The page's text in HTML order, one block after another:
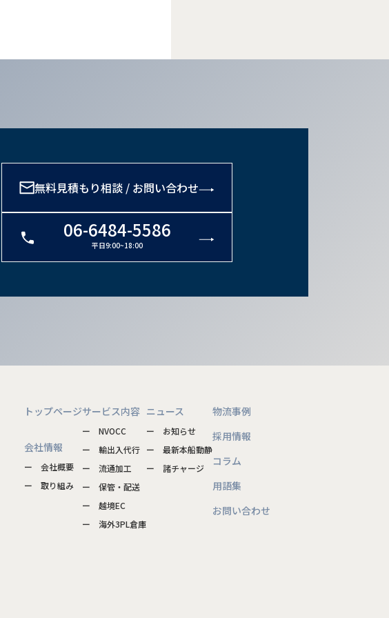
無料見積もり相談 / お問い合わせ
06-6484-5586
平日9:00~18:00
トップページ
会社情報
ー 会社概要
ー 取り組み
サービス内容
ー NVOCC
ー 輸出入代行
ー 流通加工
ー 保管・配送
ー 越境EC
ー 海外3PL倉庫
ニュース
ー お知らせ
ー 最新本船動静
ー 諸チャージ
物流事例
採用情報
コラム
用語集
お問い合わせ